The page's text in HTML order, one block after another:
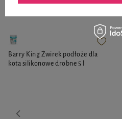
naszych
Barry King Żwirek podłoże dla
kota silikonowe drobne 5 l